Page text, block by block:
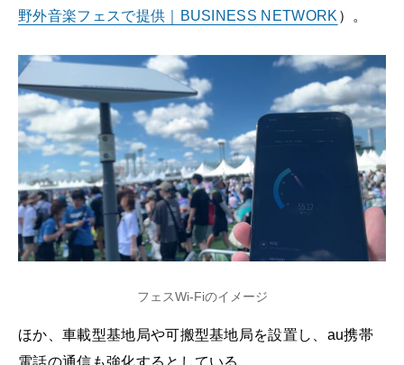
野外音楽フェスで提供｜BUSINESS NETWORK ）。
フェスWi-Fiのイメージ
ほか、車載型基地局や可搬型基地局を設置し、au携帯